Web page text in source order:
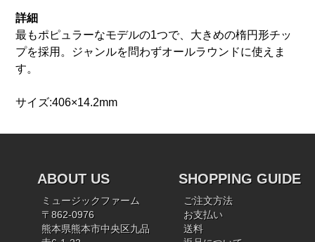
詳細
最もポピュラーなモデルの1つで、大きめの楕円形チッ
プを採用。ジャンルを問わずオールラウンドに使えま
す。
サイズ:406×14.2mm
ABOUT US
ミュージックファーム
〒862-0976
熊本県熊本市中央区九品
SHOPPING GUIDE
ご注文方法
お支払い
送料